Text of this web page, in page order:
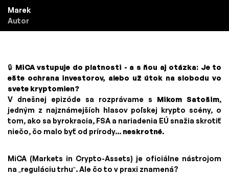
Marek
Autor
🔒 MiCA vstupuje do platnosti - a s ňou aj otázka: Je to
ešte ochrana investorov, alebo už útok na slobodu vo
svete kryptomien?
V dnešnej epizóde sa rozprávame s Mikom Satošim,
jedným z najznámejších hlasov poľskej krypto scény, o
tom, ako sa byrokracia, FSA a nariadenia EÚ snažia skrotiť
niečo, čo malo byť od prírody... neskrotné.
MiCA (Markets in Crypto-Assets) je oficiálne nástrojom
na „reguláciu trhu“. Ale čo to v praxi znamená?